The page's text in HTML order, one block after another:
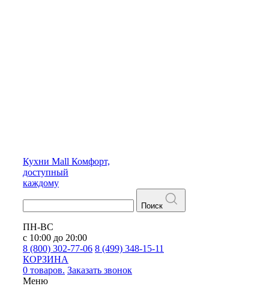
Кухни Mall Комфорт,
доступный
каждому
Поиск
ПН-ВС
с 10:00 до 20:00
8 (800) 302-77-06 8 (499) 348-15-11
КОРЗИНА
0 товаров. Заказать звонок
Меню